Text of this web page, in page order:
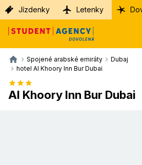
Jízdenky Letenky
Spojené arabské emiráty
Dubaj
hotel Al Khoory Inn Bur Dubai
Al Khoory Inn Bur Dubai